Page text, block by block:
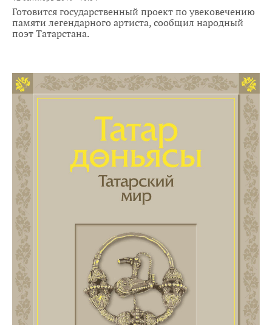
Готовится государственный проект по увековечению
памяти легендарного артиста, сообщил народный
поэт Татарстана.